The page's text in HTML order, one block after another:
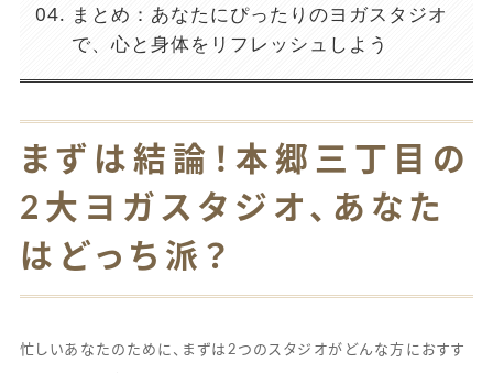
まとめ：あなたにぴったりのヨガスタジオ
で、心と身体をリフレッシュしよう
まずは結論！本郷三丁目の
2大ヨガスタジオ、あなた
はどっち派？
忙しいあなたのために、まずは2つのスタジオがどんな方におすす